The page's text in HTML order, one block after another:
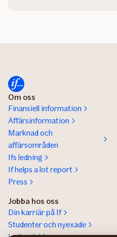
Om oss
Finansiell information
Affärsinformation
Marknad och
affärsområden
Ifs ledning
If helps a lot report
Press
Jobba hos oss
Din karriär på If
Studenter och nyexade